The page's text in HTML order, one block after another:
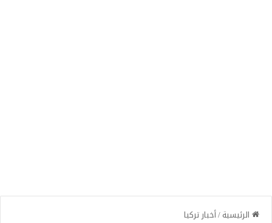
الرئيسية/أخبار تركيا